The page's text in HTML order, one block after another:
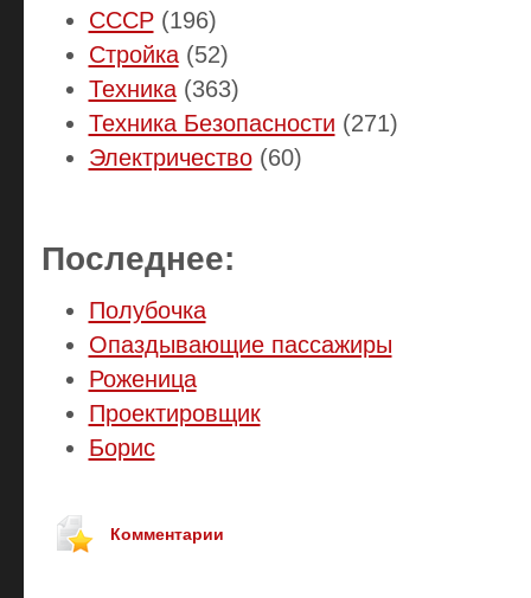
СССР(196)
Стройка(52)
Техника(363)
Техника Безопасности (271)
Электричество(60)
Последнее:
Полубочка
Опаздывающие пассажиры
Роженица
Проектировщик
Борис
Комментарии